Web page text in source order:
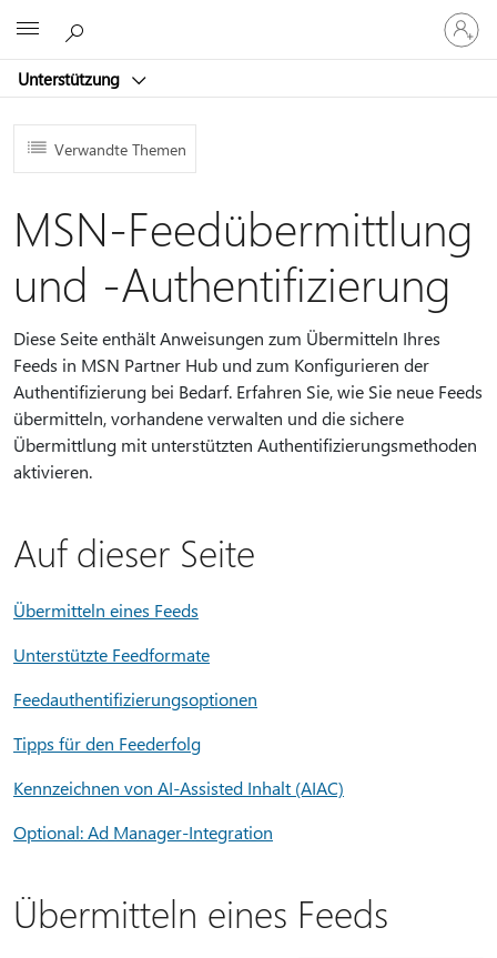
Unterstützung
Bei
Ihrem
Konto
Verwandte Themen
MSN-Feedübermittlung
und -Authentifizierung
Diese Seite enthält Anweisungen zum Übermitteln Ihres
Feeds in MSN Partner Hub und zum Konfigurieren der
Authentifizierung bei Bedarf. Erfahren Sie, wie Sie neue Feeds
übermitteln, vorhandene verwalten und die sichere
Übermittlung mit unterstützten Authentifizierungsmethoden
aktivieren.
Auf dieser Seite
Übermitteln eines Feeds
Unterstützte Feedformate
Feedauthentifizierungsoptionen
Tipps für den Feederfolg
Kennzeichnen von AI-Assisted Inhalt (AIAC)
Optional: Ad Manager-Integration
Übermitteln eines Feeds